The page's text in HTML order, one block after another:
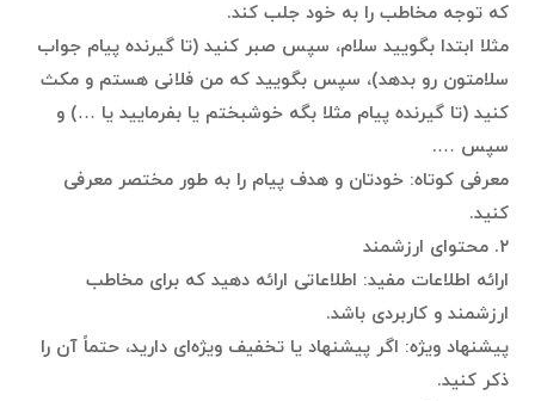
که توجه مخاطب را به خود جلب کند.
مثلا ابتدا بگویید سلام، سپس صبر کنید (تا گیرنده پیام جواب
سلامتون رو بدهد)، سپس بگویید که من فلانی هستم و مکث
کنید (تا گیرنده پیام مثلا بگه خوشبختم یا بفرمایید یا …) و
سپس ….
معرفی کوتاه: خودتان و هدف پیام را به طور مختصر معرفی
کنید.
۲. محتوای ارزشمند
ارائه اطلاعات مفید: اطلاعاتی ارائه دهید که برای مخاطب
ارزشمند و کاربردی باشد.
پیشنهاد ویژه: اگر پیشنهاد یا تخفیف ویژه‌ای دارید، حتماً آن را
ذکر کنید.